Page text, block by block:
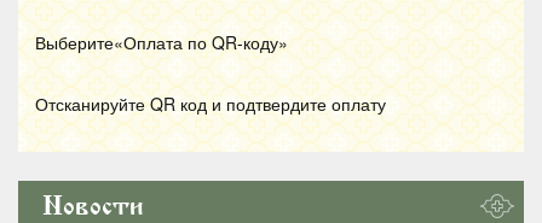
Выберите«Оплата по QR-коду»
Отсканируйте QR код и подтвердите оплату
Новости